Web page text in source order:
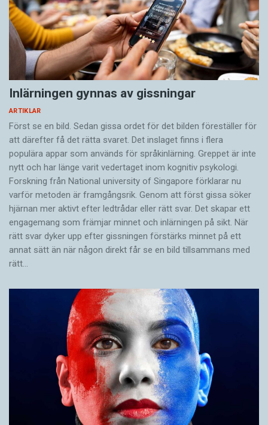
Inlärningen gynnas av gissningar
ARTIKLAR
Först se en bild. Sedan gissa ordet för det bilden föreställer för
att därefter få det rätta svaret. Det inslaget finns i flera
populära appar som används för språkinlärning. Greppet är inte
nytt och har länge varit vedertaget inom kognitiv psykologi.
Forskning från National university of Singa­pore förklarar nu
varför metoden är framgångsrik. Genom att först gissa ­söker
hjärnan mer aktivt ­efter ledtrådar eller rätt svar. Det skapar ett
engagemang som främjar minnet och inlärningen på sikt. När
rätt svar dyker upp efter gissningen förstärks minnet på ett
annat sätt än när någon direkt får se en bild tillsammans med
rätt…